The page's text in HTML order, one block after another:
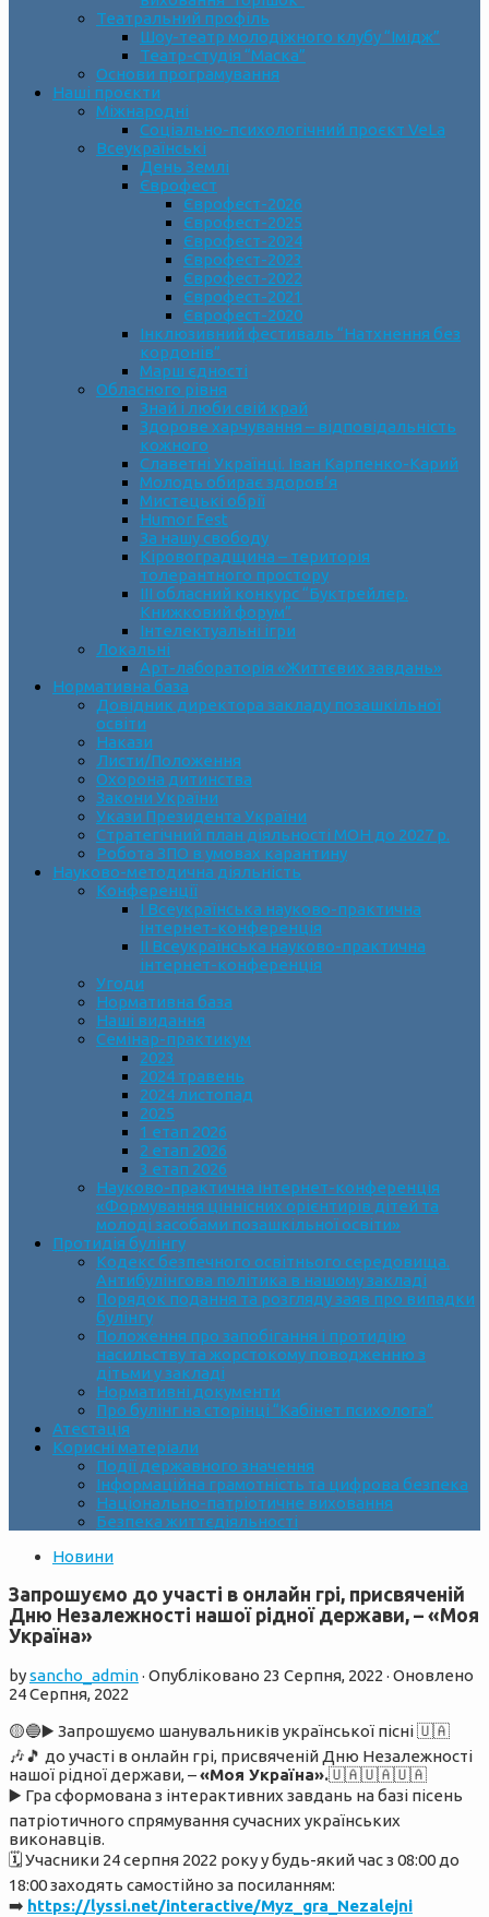
Театральний профіль
Шоу-театр молодіжного клубу “Імідж”
Театр-студія “Маска”
Основи програмування
Наші проєкти
Міжнародні
Соціально-психологічний проєкт VeLa
Всеукраїнські
День Землі
Єврофест
Єврофест-2026
Єврофест-2025
Єврофест-2024
Єврофест-2023
Єврофест-2022
Єврофест-2021
Єврофест-2020
Інклюзивний фестиваль “Натхнення без
кордонів”
Марш єдності
Обласного рівня
Знай і люби свій край
Здорове харчування – відповідальність
кожного
Славетні Українці. Іван Карпенко-Карий
Молодь обирає здоров’я
Мистецькі обрії
Humor Fest
За нашу свободу
Кіровоградщина – територія
толерантного простору
ІII обласний конкурс “Буктрейлер.
Книжковий форум”
Інтелектуальні ігри
Локальні
Арт-лабораторія «Життєвих завдань»
Нормативна база
Довідник директора закладу позашкільної
освіти
Накази
Листи/Положення
Охорона дитинства
Закони України
Укази Президента України
Стратегічний план діяльності МОН до 2027 р.
Робота ЗПО в умовах карантину
Науково-методична діяльність
Конференції
І Всеукраїнська науково-практична
інтернет-конференція
ІІ Всеукраїнська науково-практична
інтернет-конференція
Угоди
Нормативна база
Наші видання
Семінар-практикум
2023
2024 травень
2024 листопад
2025
1 етап 2026
2 етап 2026
3 етап 2026
Науково-практична інтернет-конференція
«Формування ціннісних орієнтирів дітей та
молоді засобами позашкільної освіти»
Протидія булінгу
Кодекс безпечного освітнього середовища.
Антибулінгова політика в нашому закладі
Порядок подання та розгляду заяв про випадки
булінгу
Положення про запобігання і протидію
насильству та жорстокому поводженню з
дітьми у закладі
Нормативні документи
Про булінг на сторінці “Кабінет психолога”
Атестація
Корисні матеріали
Події державного значення
Інформаційна грамотність та цифрова безпека
Національно-патріотичне виховання
Безпека життєдіяльності
Новини
Запрошуємо до участі в онлайн грі, присвяченій
Дню Незалежності нашої рідної держави, – «Моя
Україна»
bysancho_admin· Опубліковано 23 Серпня, 2022 · Оновлено
24 Серпня, 2022
🟡🔵▶️ Запрошуємо шанувальників української пісні 🇺🇦
🎶🎵 до участі в онлайн грі, присвяченій Дню Незалежності
нашої рідної держави, –«Моя Україна».🇺🇦🇺🇦🇺🇦
▶️ Гра сформована з інтерактивних завдань на базі пісень
патріотичного спрямування сучасних українських
виконавців.
🗓 Учасники 24 серпня 2022 року у будь-який час з 08:00 до
18:00 заходять самостійно за посиланням:
➡️ https://lyssi.net/interactive/Myz_gra_Nezalejni